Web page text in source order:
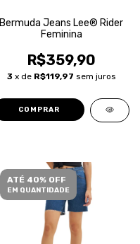
Bermuda Jeans Lee® Rider
Feminina
R$359,90
3 x de R$119,97 sem juros
COMPRAR
ATÉ 40% OFF
EM QUANTIDADE